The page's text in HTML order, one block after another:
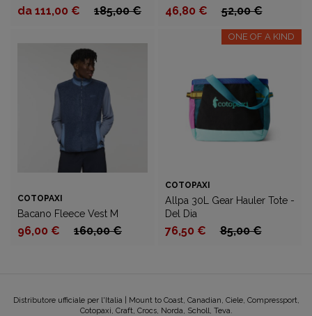
da 111,00 € 185,00 € 46,80 € 52,00 €
COTOPAXI
Bacano Fleece Vest M
96,00 € 160,00 €
COTOPAXI
Allpa 30L Gear Hauler Tote -
Del Dia
76,50 € 85,00 €
ONE OF A KIND
Distributore ufficiale per l'Italia | Mount to Coast, Canadian, Ciele, Compressport,
Cotopaxi, Craft, Crocs, Norda, Scholl, Teva.